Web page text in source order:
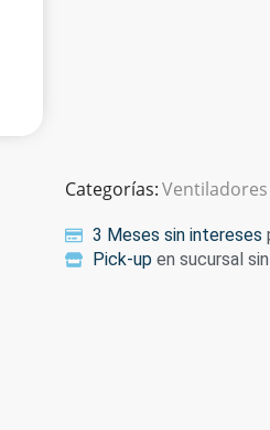
Categorías:
3 Meses sin intereses
Pick-upen sucursal